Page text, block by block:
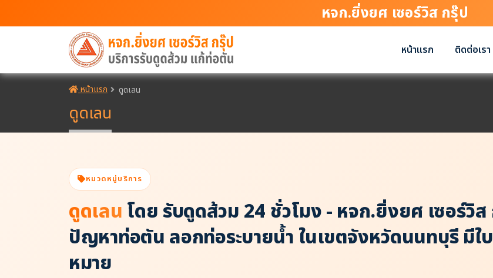
หจก.ยิ่งยศ เซอร์วิส กรุ๊ป
หน้าแรก ติดต่อเรา
หน้าแรก ดูดเลน
ดูดเลน
หมวดหมู่บริการ
ดูดเลน โดย รับดูดส้วม 24 ชั่วโมง - หจก.ยิ่งยศ เซอร์วิ
ปัญหาท่อตัน ลอกท่อระบายน้ำ ในเขตจังหวัดนนทบุรี มี
หมาย